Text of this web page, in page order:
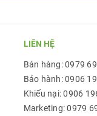
LIÊN HỆ
Bán hàng: 0979
Bảo hành: 0906
Khiếu nại: 0906
Marketing: 0979